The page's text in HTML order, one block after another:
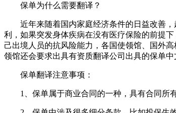
保单为什么需要翻译？
近年来随着国内家庭经济条件的日益改善
利，如果突发身体疾病在没有医疗保险的前提
己出境人员的抗风险能力，各国使领馆、国外
领馆还会要求出具有资质翻译公司出具的保单中
保单翻译注意事项：
1、 保单属于商业合同的一种，具有合同所